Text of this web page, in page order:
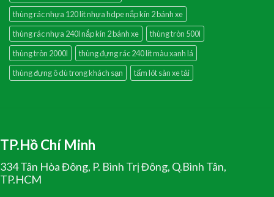
thùng rác nhựa 120 lít nhựa hdpe nắp kín 2 bánh xe
thùng rác nhựa 240l nắp kín 2 bánh xe
thùng tròn 500l
thùng tròn 2000l
thùng đựng rác 240 lít màu xanh lá
thùng đựng ô dù trong khách sạn
tấm lót sàn xe tải
TP.Hồ Chí Minh
334 Tân Hòa Đông, P. Bình Trị Đông, Q.Bình Tân,
TP.HCM